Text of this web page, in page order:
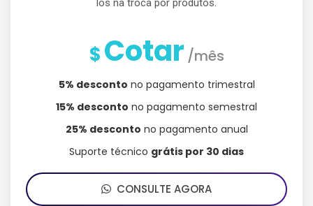
los na troca por produtos.
$Cotar /mês
5% desconto no pagamento trimestral
15% desconto no pagamento semestral
25% desconto no pagamento anual
Suporte técnico grátis por 30 dias
CONSULTE AGORA